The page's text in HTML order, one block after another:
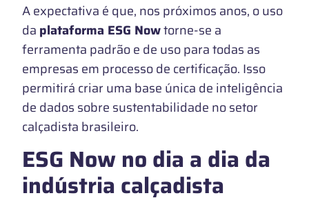
A expectativa é que, nos próximos anos, o uso
da plataforma ESG Nowtorne-se a
ferramenta padrão e de uso para todas as
empresas em processo de certificação. Isso
permitirá criar uma base única de inteligência
de dados sobre sustentabilidade no setor
calçadista brasileiro.
ESG Now no dia a dia da
indústria calçadista